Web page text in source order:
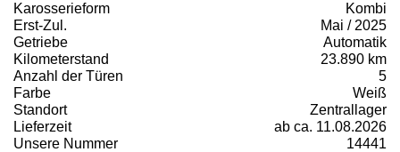
Karosserieform
Kombi
Erst-Zul.
Mai / 2025
Getriebe
Automatik
Kilometerstand
23.890 km
Anzahl der Türen
5
Farbe
Weiß
Standort
Zentrallager
Lieferzeit
ab ca. 11.08.2026
Unsere Nummer
14441